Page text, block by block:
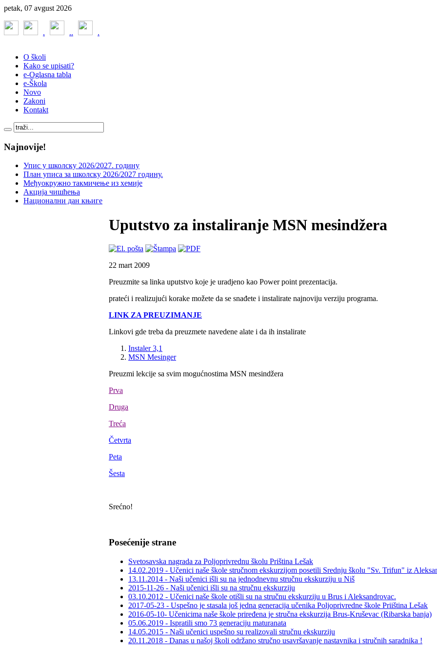
petak, 07 avgust 2026
. .. .
O školi
Kako se upisati?
e-Oglasna tabla
e-Škola
Novo
Zakoni
Kontakt
Najnovije!
Упис у школску 2026/2027. годину
План уписа за школску 2026/2027 годину.
Међуокружно такмичење из хемије
Акција чишћења
Национални дан књиге
Uputstvo za instaliranje MSN mesindžera
22 mart 2009
Preuzmite sa linka uputstvo koje je uradjeno kao Power point prezentacija.
prateći i realizujući korake možete da se snađete i instalirate najnoviju verziju programa.
LINK ZA PREUZIMANJE
Linkovi gde treba da preuzmete navedene alate i da ih instalirate
Instaler 3,1
MSN Mesinger
Preuzmi lekcije sa svim mogućnostima MSN mesindžera
Prva
Druga
Treća
Četvrta
Peta
Šesta
Srećno!
Posećenije strane
Svetosavska nagrada za Poljoprivrednu školu Priština Lešak
14.02.2019 - Učenici naše škole stručnom ekskurzijom posetili Srednju školu "Sv. Trifun" iz
13.11.2014 - Naši učenici išli su na jednodnevnu stručnu ekskurziju u Niš
2015-11-26 - Naši učenici išli su na stručnu ekskurziju
03.10.2012 - Učenici naše škole otišli su na stručnu ekskurziju u Brus i Aleksandrovac.
2017-05-23 - Uspešno je stasala još jedna generacija učenika Poljoprivredne škole Priiština Lešak
2016-05-10- Učenicima naše škole priređena je stručna ekskurzija Brus-Kruševac (Ribarska banja)
05.06.2019 - Ispratili smo 73 generaciju maturanata
14.05.2015 - Naši učenici uspešno su realizovali stručnu ekskurziju
20.11.2018 - Danas u našoj školi održano stručno usavršavanje nastavnika i stručnih saradnika !